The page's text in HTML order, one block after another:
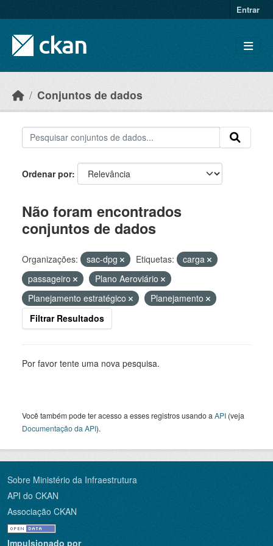
Entrar
Conjuntos de dados
Ordenar por
Não foram encontrados
conjuntos de dados
Organizações: sac-dpg Etiquetas:
carga
passageiro
Plano Aeroviário
Planejamento estratégico
Planejamento
Filtrar Resultados
Por favor tente uma nova pesquisa.
Você também pode ter acesso a esses registros usando a API (veja
Documentação da API).
Sobre Ministério da Infraestrutura
API do CKAN
Associação CKAN
Impulsionado por